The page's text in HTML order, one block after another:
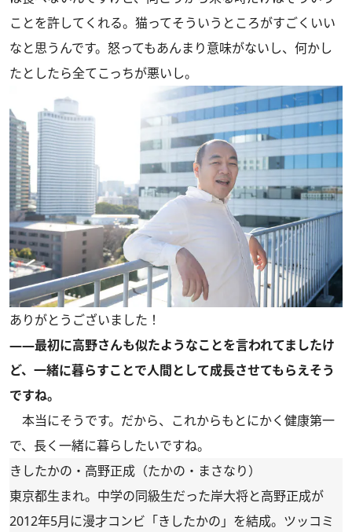
ことを許してくれる。猫ってそういうところがすごくいい
なと思うんです。怒ってもあんまり意味がないし、何かし
たとしたら全てこっちが悪いし。
ありがとうございました！
――最初に高野さんも似たようなことを言われてましたけ
ど、一緒に暮らすことで人間として成長させてもらえそう
ですね。
本当にそうです。だから、これからもとにかく健康第一
で、長く一緒に暮らしたいですね。
きしたかの・高野正成（たかの・まさなり）
東京都生まれ。中学の同級生だった岸大将と高野正成が
2012年5月に漫才コンビ「きしたかの」を結成。ツッコミ